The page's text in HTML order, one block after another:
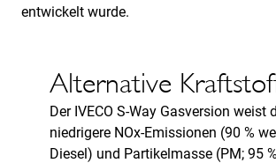
entwickelt wurde.
Alternative
Der IVECO S-Way Gasversion weist
niedrigere NOx-Emissionen (90 %
Diesel) und Partikelmasse (PM; 95